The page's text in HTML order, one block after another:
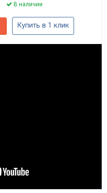
В наличии
Купить в 1 клик